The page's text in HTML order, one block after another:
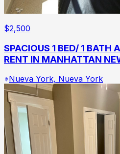
$2,500
SPACIOUS 1 BED/ 1 BATH
RENT IN MANHATTAN
Nueva York, Nueva York